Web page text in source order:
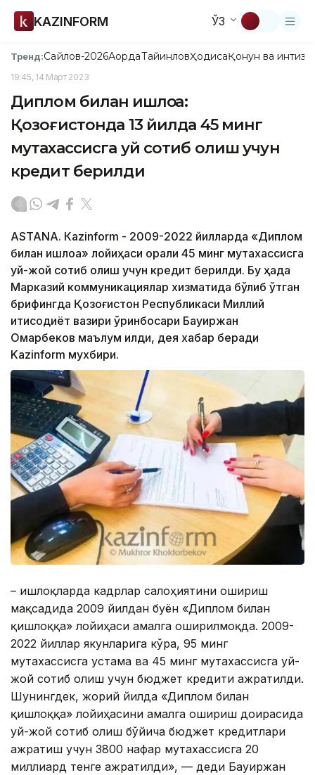
KAZINFORM ЎЗ
Тренд:Сайлов-2026АқордаТайинловҲодисаҚонун ва
19:45, 14 Март 2023
Диплом билан қишлоққа:
Қозоғистонда 13 йилда 45 минг
мутахассисга уй сотиб олиш учун
кредит берилди
ASTANA. Кazinform - 2009-2022 йилларда «Диплом
билан қишлоққа» лойиҳаси орқали 45 минг мутахассисга
уй-жой сотиб олиш учун кредит берилди. Бу ҳақда
Марказий коммуникациялар хизматида бўлиб ўтган
брифингда Қозоғистон Республикаси Миллий
иқтисодиёт вазири ўринбосари Бауиржан
Омарбеков маълум қилди, дея хабар беради
Kazinform мухбири.
– Қишлоқларда кадрлар салоҳиятини ошириш
мақсадида 2009 йилдан буён «Диплом билан
қишлоққа» лойиҳаси амалга оширилмоқда. 2009-
2022 йиллар якунларига кўра, 95 минг
мутахассисга устама ва 45 минг мутахассисга уй-
жой сотиб олиш учун бюджет кредити ажратилди.
Шунингдек, жорий йилда «Диплом билан
қишлоққа» лойиҳасини амалга ошириш доирасида
уй-жой сотиб олиш бўйича бюджет кредитлари
ажратиш учун 3800 нафар мутахассисга 20
миллиард тенге ажратилди», — деди Бауиржан